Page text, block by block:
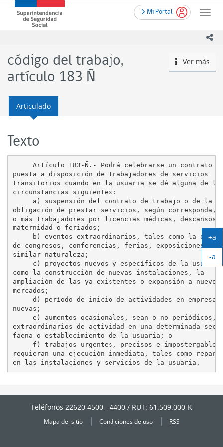
principal
Mi Portal
Toggle
Superintendencia
de
(SUSESO)
-
Gobierno
de
icono
Ver más
código del trabajo,
artículo 183 Ñ
Articulado
Texto
Artículo 183-Ñ.- Podrá celebrarse un contrato
puesta a disposición de trabajadores de servicios
transitorios cuando en la usuaria se dé alguna de
circunstancias siguientes:
     a) suspensión del contrato de trabajo o de la
obligación de prestar servicios, según corresponda,
o más trabajadores por licencias médicas, descansos
maternidad o feriados;
b) eventos extraordinarios, tales como la
de congresos, conferencias, ferias, exposiciones u
similar naturaleza;
c) proyectos nuevos y específicos de la
como la construcción de nuevas instalaciones, la
ampliación de las ya existentes o expansión a nuevos
mercados;
     d) período de inicio de actividades en empresas
nuevas;
e) aumentos ocasionales, sean o no periódicos,
extraordinarios de actividad en una determinada
faena o establecimiento de la usuaria; o
f) trabajos urgentes, precisos e impostergables
requieran una ejecución inmediata, tales como
Teléfonos 22620 4500 - 4400 / RUT: 61.509.000-K
Mapa del sitio Condiciones de uso RSS
+a
-a